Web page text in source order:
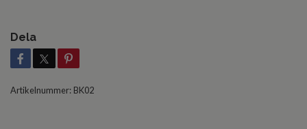
Dela
Artikelnummer: BK02